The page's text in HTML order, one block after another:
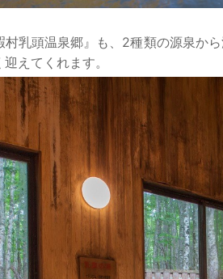
乳頭温泉郷』も、2種類の源泉か
えてくれます。